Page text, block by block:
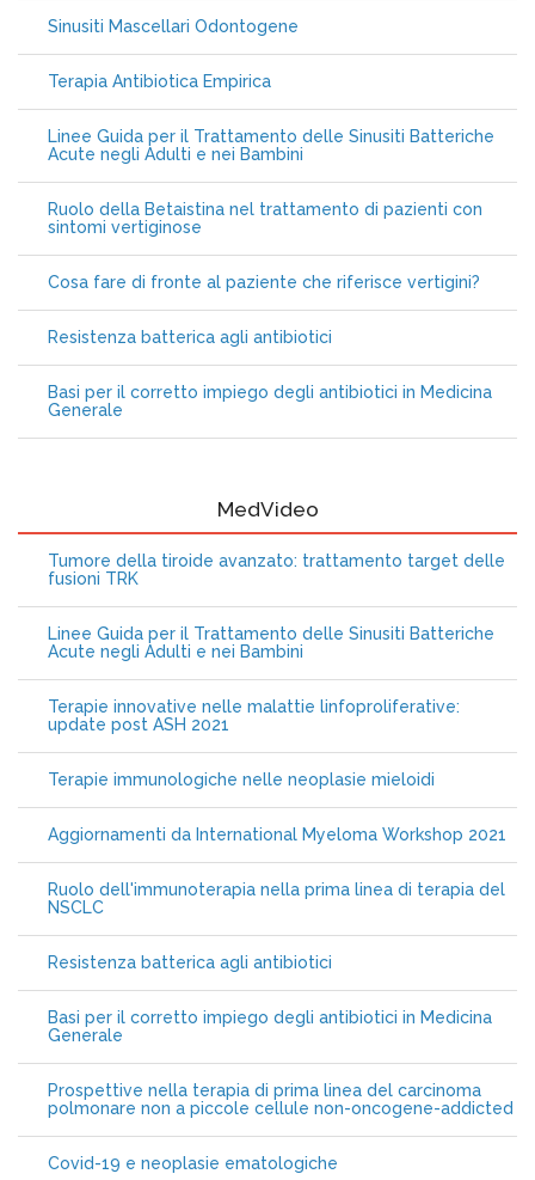
Sinusiti Mascellari Odontogene
Terapia Antibiotica Empirica
Linee Guida per il Trattamento delle Sinusiti Batteriche
Acute negli Adulti e nei Bambini
Ruolo della Betaistina nel trattamento di pazienti con
sintomi vertiginose
Cosa fare di fronte al paziente che riferisce vertigini?
Resistenza batterica agli antibiotici
Basi per il corretto impiego degli antibiotici in Medicina
Generale
MedVideo
Tumore della tiroide avanzato: trattamento target delle
fusioni TRK
Linee Guida per il Trattamento delle Sinusiti Batteriche
Acute negli Adulti e nei Bambini
Terapie innovative nelle malattie linfoproliferative:
update post ASH 2021
Terapie immunologiche nelle neoplasie mieloidi
Aggiornamenti da International Myeloma Workshop 2021
Ruolo dell'immunoterapia nella prima linea di terapia del
NSCLC
Resistenza batterica agli antibiotici
Basi per il corretto impiego degli antibiotici in Medicina
Generale
Prospettive nella terapia di prima linea del carcinoma
polmonare non a piccole cellule non-oncogene-addicted
Covid-19 e neoplasie ematologiche